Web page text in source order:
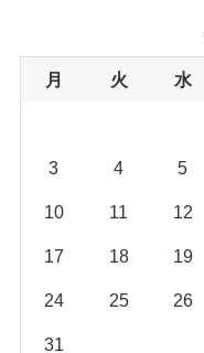
月 火 水
3 4 5
10 11 12
17 18 19
24 25 26
31